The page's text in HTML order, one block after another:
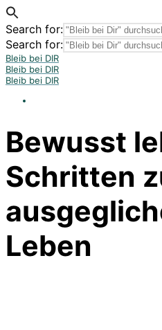
Search for:
Search for:
Bleib bei DIR
Bleib bei DIR
Bleib bei DIR
Bewusst
Schritten
Leben